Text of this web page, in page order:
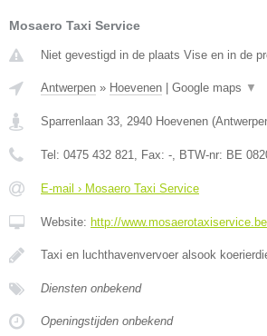
Mosaero Taxi Service
Niet gevestigd in de plaats Vise en in de
Antwerpen » Hoevenen Google maps ▼
Sparrenlaan 33 2940 Hoevenen (
Tel: 0475 432 821 , Fax: - , BTW-nr: BE
E-mail › Mosaero Taxi Service
Website: http://www.mosaerotaxiservice.be
Taxi en luchthavenvervoer alsook
Diensten onbekend
Openingstijden onbekend